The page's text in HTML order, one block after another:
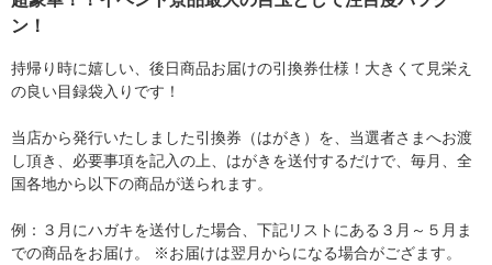
ン！
持帰り時に嬉しい、後日商品お届けの引換券仕様！大きくて見栄え
の良い目録袋入りです！
当店から発行いたしました引換券（はがき）を、当選者さまへお渡
し頂き、必要事項を記入の上、はがきを送付するだけで、毎月、全
国各地から以下の商品が送られます。
例：３月にハガキを送付した場合、下記リストにある３月～５月ま
での商品をお届け。 ※お届けは翌月からになる場合がござます。